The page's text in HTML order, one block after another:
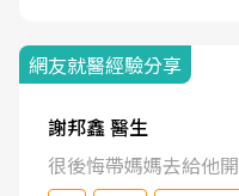
網友就醫經驗分享
謝邦鑫 醫生
很後悔帶媽媽去給他開